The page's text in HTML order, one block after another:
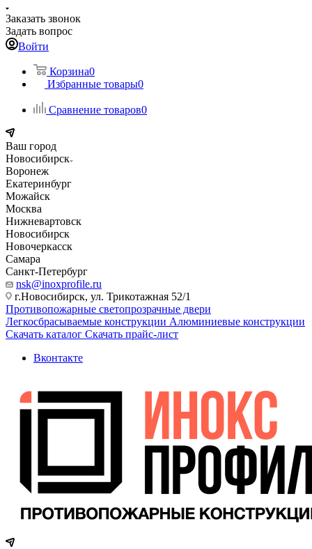
Заказать звонок
Задать вопрос
Войти
Корзина0
Избранные товары0
Сравнение товаров0
Ваш город
Новосибирск
Воронеж
Екатеринбург
Можайск
Москва
Нижневартовск
Новосибирск
Новочеркасск
Самара
Санкт-Петербург
nsk@inoxprofile.ru
г.Новосибирск, ул. Трикотажная 52/1
Противопожарные светопрозрачные двери
Легкосбрасываемые конструкции Алюминиевые конструкции
Скачать каталог Скачать прайс-лист
Вконтакте